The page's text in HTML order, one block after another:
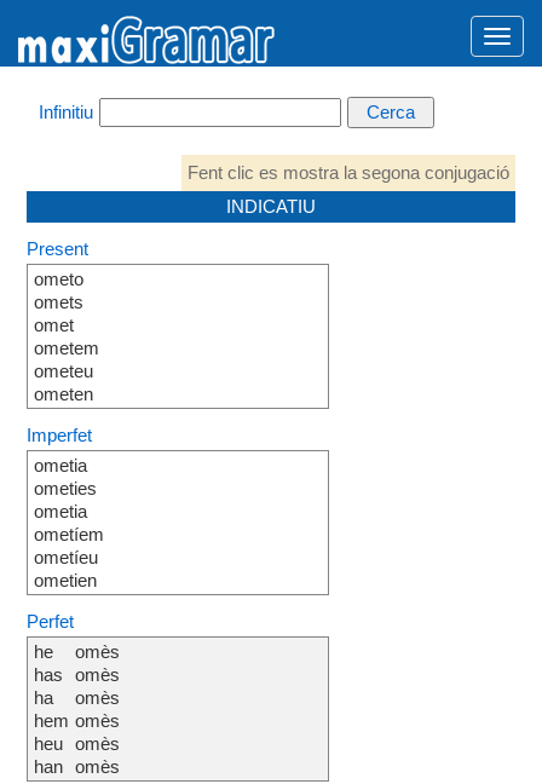
Infinitiu
Fent clic es mostra la segona conjugació
INDICATIU
Present
ometo
omets
omet
ometem
ometeu
ometen
Imperfet
ometia
ometies
ometia
ometíem
ometíeu
ometien
Perfet
he
has
ha
hem
heu
han
omès
omès
omès
omès
omès
omès